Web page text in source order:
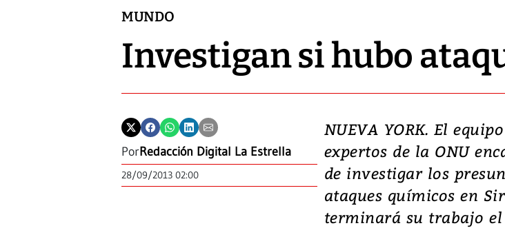
MUNDO
Investigan si hubo
PorRedacción Digital La Estrella
28/09/2013 02:00
NUEVA YORK. El
expertos de la ONU
de investigar los
ataques químicos en
terminará su trabajo el
Video, Japón:
deja heridos y
daños en